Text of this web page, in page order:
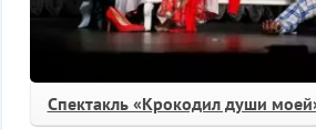
Спектакль «Крокодил души